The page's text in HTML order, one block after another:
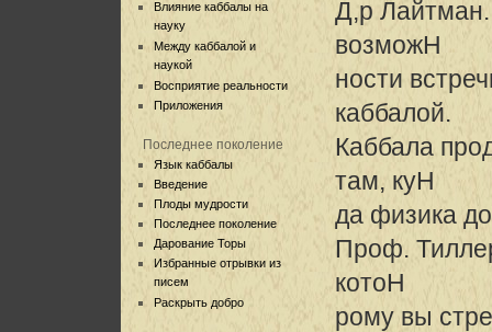
Влияние каббалы на
науку
Между каббалой и
наукой
Восприятие реальности
Приложения
Последнее поколение
Язык каббалы
Введение
Плоды мудрости
Последнее поколение
Дарование Торы
Избранные отрывки из
писем
Раскрыть добро
Д,р
возможH
ности
каббалой.
Каббала
там, куH
да физика
Проф.
котоH
рому вы